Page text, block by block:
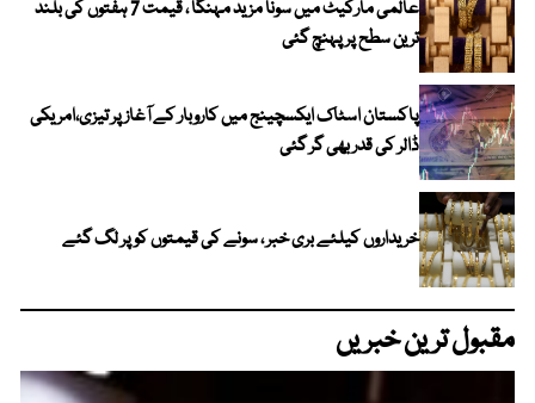
عالمی مارکیٹ میں سونا مزید مہنگا ، قیمت 7 ہفتوں کی بلند
ترین سطح پر پہنچ گئی
پاکستان اسٹاک ایکسچینج میں کاروبار کے آغاز پر تیزی،امریکی
ڈالر کی قدر بھی گر گئی
خریداروں کیلئے بری خبر ، سونے کی قیمتوں کو پر لگ گئے
مقبول ترین خبریں